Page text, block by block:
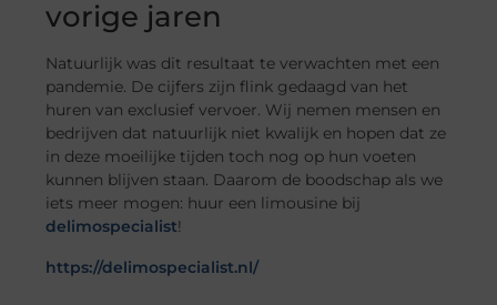
vorige jaren
Natuurlijk was dit resultaat te verwachten met een
pandemie. De cijfers zijn flink gedaagd van het
huren van exclusief vervoer. Wij nemen mensen en
bedrijven dat natuurlijk niet kwalijk en hopen dat ze
in deze moeilijke tijden toch nog op hun voeten
kunnen blijven staan. Daarom de boodschap als we
iets meer mogen: huur een limousine bij
delimospecialist!
https://delimospecialist.nl/